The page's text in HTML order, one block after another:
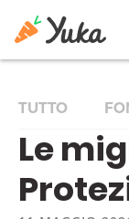
TUTTO
Le